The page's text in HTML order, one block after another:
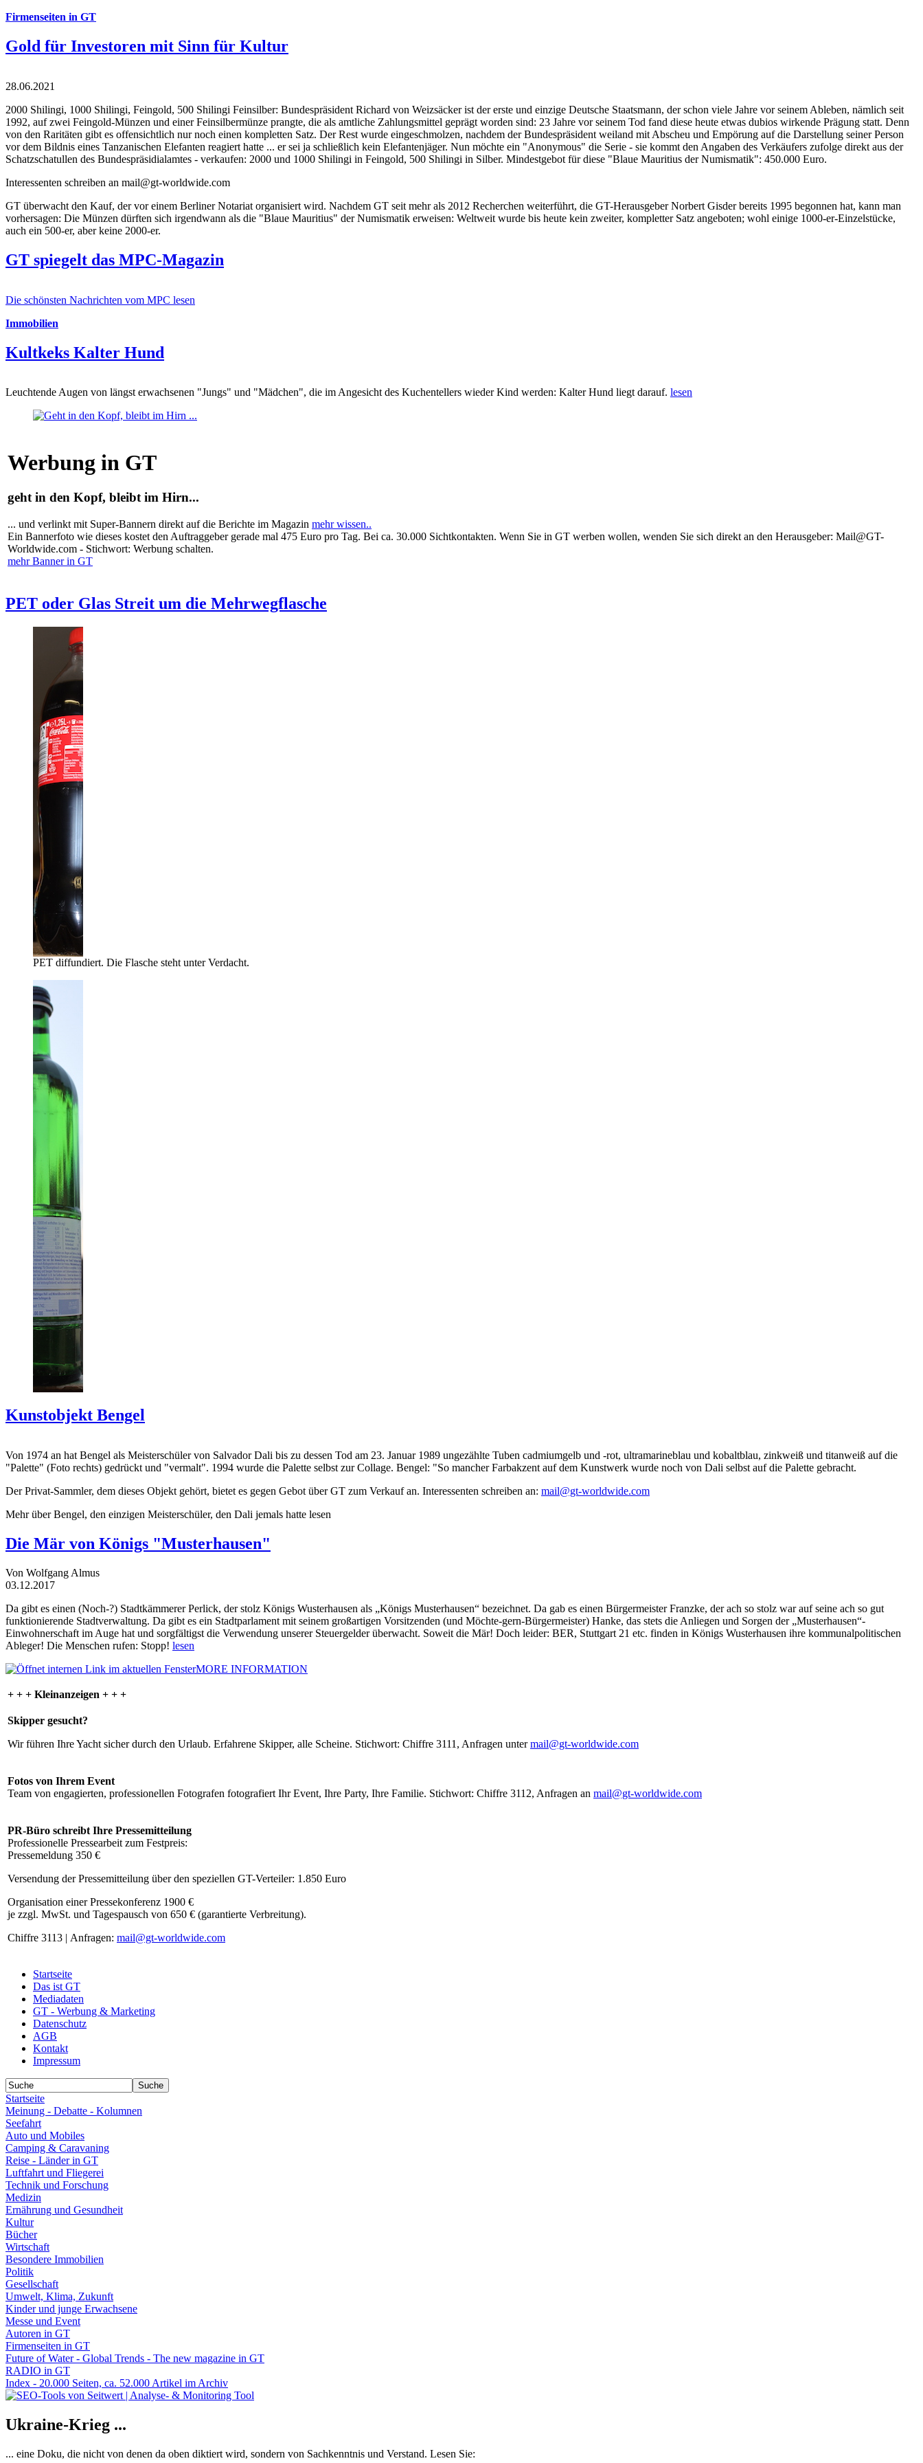
Firmenseiten in GT
Gold für Investoren mit Sinn für Kultur
28.06.2021
2000 Shilingi, 1000 Shilingi, Feingold, 500 Shilingi Feinsilber: Bundespräsident Richard von Weizsäcker ist der erste und einzige Deutsche Staatsmann, der schon viele Jahre vor seinem Ableben, nämlich seit
1992, auf zwei Feingold-Münzen und einer Feinsilbermünze prangte, die als amtliche Zahlungsmittel geprägt worden sind: 23 Jahre vor seinem Tod fand diese heute etwas dubios wirkende Prägung statt. Denn
von den Raritäten gibt es offensichtlich nur noch einen kompletten Satz. Der Rest wurde eingeschmolzen, nachdem der Bundespräsident weiland mit Abscheu und Empörung auf die Darstellung seiner Person
vor dem Bildnis eines Tanzanischen Elefanten reagiert hatte ... er sei ja schließlich kein Elefantenjäger. Nun möchte ein "Anonymous" die Serie - sie kommt den Angaben des Verkäufers zufolge direkt aus der
Schatzschatullen des Bundespräsidialamtes - verkaufen: 2000 und 1000 Shilingi in Feingold, 500 Shilingi in Silber. Mindestgebot für diese "Blaue Mauritius der Numismatik": 450.000 Euro.
Interessenten schreiben an mail@gt-worldwide.com
GT überwacht den Kauf, der vor einem Berliner Notariat organisiert wird. Nachdem GT seit mehr als 2012 Recherchen weiterführt, die GT-Herausgeber Norbert Gisder bereits 1995 begonnen hat, kann man
vorhersagen: Die Münzen dürften sich irgendwann als die "Blaue Mauritius" der Numismatik erweisen: Weltweit wurde bis heute kein zweiter, kompletter Satz angeboten; wohl einige 1000-er-Einzelstücke,
auch ein 500-er, aber keine 2000-er.
GT spiegelt das MPC-Magazin
Die schönsten Nachrichten vom MPC lesen
Immobilien
Kultkeks Kalter Hund
Leuchtende Augen von längst erwachsenen "Jungs" und "Mädchen", die im Angesicht des Kuchentellers wieder Kind werden: Kalter Hund liegt darauf. lesen
Werbung in GT
geht in den Kopf, bleibt im Hirn...
... und verlinkt mit Super-Bannern direkt auf die Berichte im Magazin mehr wissen..
Ein Bannerfoto wie dieses kostet den Auftraggeber gerade mal 475 Euro pro Tag. Bei ca. 30.000 Sichtkontakten. Wenn Sie in GT werben wollen, wenden Sie sich direkt an den Herausgeber: Mail@GT-
Worldwide.com - Stichwort: Werbung schalten.
mehr Banner in GT
PET oder Glas Streit um die Mehrwegflasche
PET diffundiert. Die Flasche steht unter Verdacht.
Kunstobjekt Bengel
Von 1974 an hat Bengel als Meisterschüler von Salvador Dali bis zu dessen Tod am 23. Januar 1989 ungezählte Tuben cadmiumgelb und -rot, ultramarineblau und kobaltblau, zinkweiß und titanweiß auf die
"Palette" (Foto rechts) gedrückt und "vermalt". 1994 wurde die Palette selbst zur Collage. Bengel: "So mancher Farbakzent auf dem Kunstwerk wurde noch von Dali selbst auf die Palette gebracht.
Der Privat-Sammler, dem dieses Objekt gehört, bietet es gegen Gebot über GT zum Verkauf an. Interessenten schreiben an: mail@gt-worldwide.com
Mehr über Bengel, den einzigen Meisterschüler, den Dali jemals hatte lesen
Die Mär von Königs "Musterhausen"
Von Wolfgang Almus
03.12.2017
Da gibt es einen (Noch-?) Stadtkämmerer Perlick, der stolz Königs Wusterhausen als „Königs Musterhausen“ bezeichnet. Da gab es einen Bürgermeister Franzke, der ach so stolz war auf seine ach so gut
funktionierende Stadtverwaltung. Da gibt es ein Stadtparlament mit seinem großartigen Vorsitzenden (und Möchte-gern-Bürgermeister) Hanke, das stets die Anliegen und Sorgen der „Musterhausen“-
Einwohnerschaft im Auge hat und sorgfältigst die Verwendung unserer Steuergelder überwacht. Soweit die Mär! Doch leider: BER, Stuttgart 21 etc. finden in Königs Wusterhausen ihre kommunalpolitischen
Ableger! Die Menschen rufen: Stopp! lesen
MORE INFORMATION
+ + + Kleinanzeigen + + +
Skipper gesucht?
Wir führen Ihre Yacht sicher durch den Urlaub. Erfahrene Skipper, alle Scheine. Stichwort: Chiffre 3111, Anfragen untermail@gt-worldwide.com
Fotos von Ihrem Event
Team von engagierten, professionellen Fotografen fotografiert Ihr Event, Ihre Party, Ihre Familie. Stichwort: Chiffre 3112, Anfragen an mail@gt-worldwide.com
PR-Büro schreibt Ihre Pressemitteilung
Professionelle Pressearbeit zum Festpreis:
Pressemeldung 350 €
Versendung der Pressemitteilung über den speziellen GT-Verteiler: 1.850 Euro
Organisation einer Pressekonferenz 1900 €
je zzgl. MwSt. und Tagespausch von 650 € (garantierte Verbreitung).
Chiffre 3113 | Anfragen: mail@gt-worldwide.com
Startseite
Das ist GT
Mediadaten
GT - Werbung & Marketing
Datenschutz
AGB
Kontakt
Impressum
Startseite
Meinung - Debatte - Kolumnen
Seefahrt
Auto und Mobiles
Camping & Caravaning
Reise - Länder in GT
Luftfahrt und Fliegerei
Technik und Forschung
Medizin
Ernährung und Gesundheit
Kultur
Bücher
Wirtschaft
Besondere Immobilien
Politik
Gesellschaft
Umwelt, Klima, Zukunft
Kinder und junge Erwachsene
Messe und Event
Autoren in GT
Firmenseiten in GT
Future of Water - Global Trends - The new magazine in GT
RADIO in GT
Index - 20.000 Seiten, ca. 52.000 Artikel im Archiv
Ukraine-Krieg ...
... eine Doku, die nicht von denen da oben diktiert wird, sondern von Sachkenntnis und Verstand. Lesen Sie: